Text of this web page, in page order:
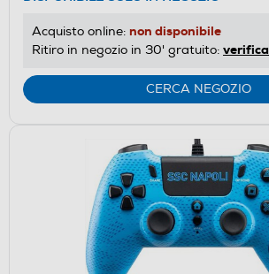
Acquisto online: non disponibile
Ritiro in negozio in 30' gratuito: verifica
CERCA NEGOZIO